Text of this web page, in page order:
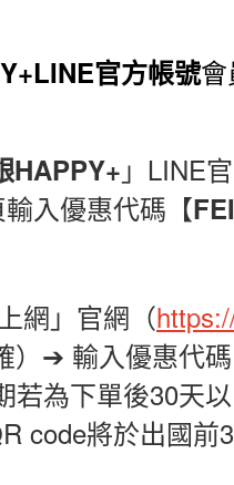
官方帳號會
HAPPY+ 」 LINE
入優惠代碼【
網」官網（
➔ 輸入優惠代
若為下單後30天
code將於出國前